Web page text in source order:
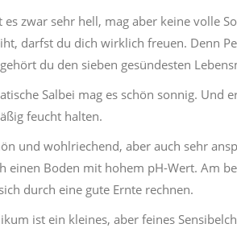
es zwar sehr hell, mag aber keine volle
darfst du dich wirklich freuen. Denn
du den sieben gesündesten
Salbei mag es schön sonnig. Und
feucht halten.
und wohlriechend, aber auch sehr
einen Boden mit hohem pH-Wert. Am
durch eine gute Ernte rechnen.
ist ein kleines, aber feines